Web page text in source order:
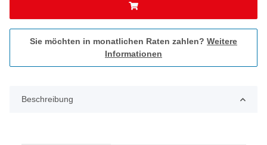
Sie möchten in monatlichen Raten zahlen? Weitere
Informationen
Beschreibung